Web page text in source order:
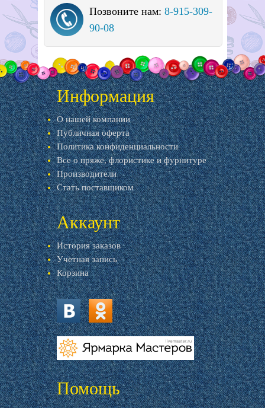
Позвоните нам: 8-915-309-
90-08
Информация
О нашей компании
Публичная оферта
Политика конфиденциальности
Все о пряже, флористике и фурнитуре
Производители
Стать поставщиком
Аккаунт
История заказов
Учетная запись
Корзина
vk.com ok.ru
livemaster.ru
Помощь